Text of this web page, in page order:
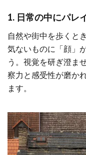
1. 日常の中にパレ
自然や街中を歩くと
気ないものに「顔」
う。視覚を研ぎ澄ま
察力と感受性が磨か
ます。